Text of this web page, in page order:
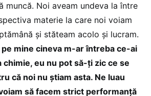
muncă. Noi aveam undeva la între
materie la care noi voiam
și stăteam acolo și lucram.
pe mine cineva m-ar întreba ce-ai
eu nu pot să-ți zic ce se
că noi nu știam asta. Ne luau
să facem strict performanță